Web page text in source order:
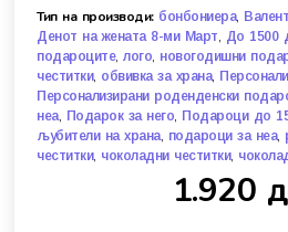
Тип на производи: бонбониера,
Денот на жената 8-ми Март, До 1500
подароците,лого, новогодишни
честитки, обвивка за храна,
Персонализирани роденденски
неа, Подарок за него, Подароци до
љубители на храна, подароци за неа,
честитки, чоколадни честитки,
1.920